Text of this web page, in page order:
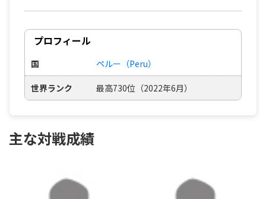
プロフィール
国 ペルー（Peru）
世界ランク 最高730位（2022年6月）
主な対戦成績